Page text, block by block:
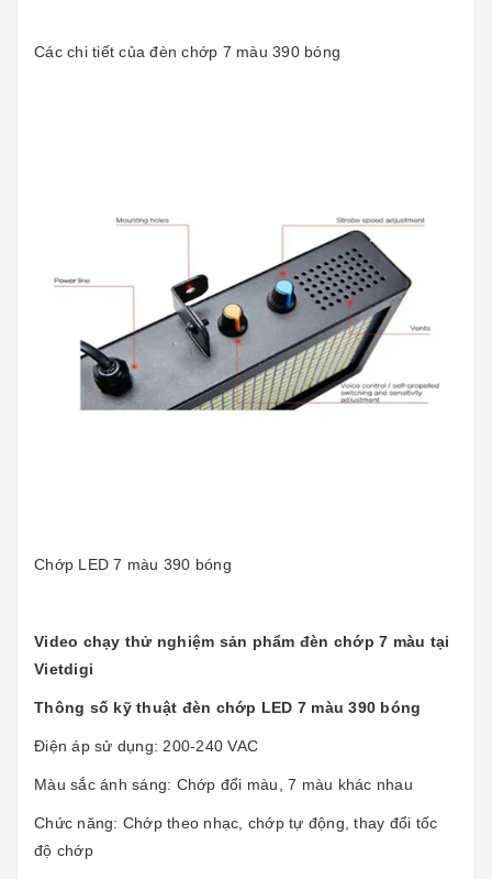
Các chi tiết của đèn chớp 7 màu 390 bóng
Chớp LED 7 màu 390 bóng
Video chạy thử nghiệm sản phẩm đèn chớp 7 màu tại
Vietdigi
Thông số kỹ thuật đèn chớp LED 7 màu 390 bóng
Điện áp sử dụng: 200-240 VAC
Màu sắc ánh sáng: Chớp đổi màu, 7 màu khác nhau
Chức năng: Chớp theo nhạc, chớp tự động, thay đổi tốc
độ chớp